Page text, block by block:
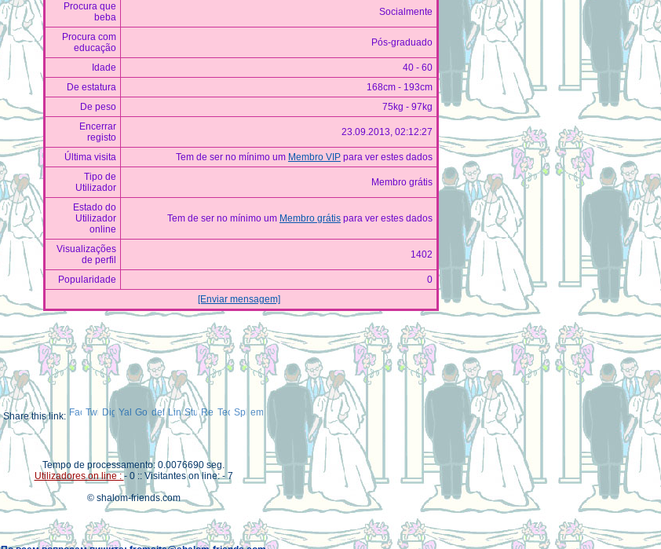
Procura que
beba
Socialmente
Procura com
educação
Pós-graduado
Idade
40 - 60
De estatura
168cm - 193cm
De peso
75kg - 97kg
Encerrar
registo
23.09.2013, 02:12:27
Última visita Tem de ser no mínimo um Membro VIP para ver estes dados
Tipo de
Utilizador
Membro grátis
Estado do
Utilizador
online
Tem de ser no mínimo um Membro grátis para ver estes dados
Visualizações
de perfil
1402
Popularidade
0
[Enviar mensagem]
Share this link:
Tempo de processamento: 0.0076690 seg.
Utilizadores on line :- 0 :: Visitantes on line: - 7
© shalom-friends.com